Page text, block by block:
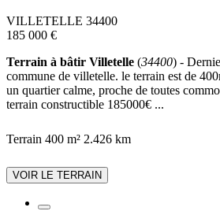
VILLETELLE 34400
185 000 €
Terrain à bâtir Villetelle (34400) -
commune de villetelle. le terrain est de
un quartier calme, proche de toutes
terrain constructible 185000€ ...
Terrain 400 m² 2.426 km
VOIR LE TERRAIN